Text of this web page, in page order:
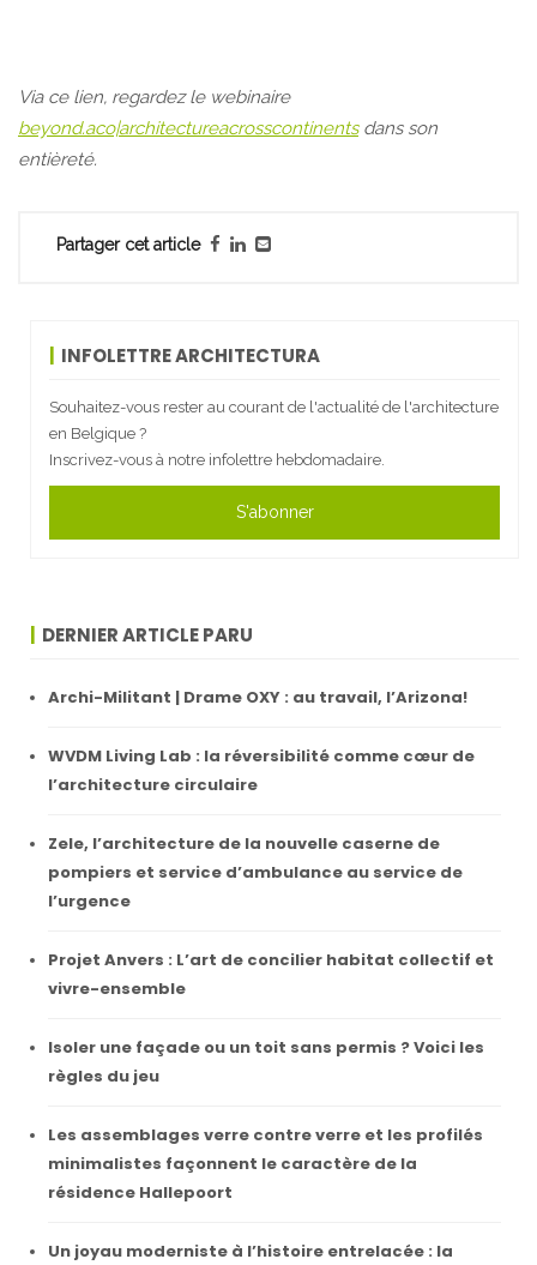
Via ce lien, regardez le webinaire
beyond.aco|architectureacrosscontinentsdans son
entièreté.
Partager cet article
INFOLETTRE ARCHITECTURA
Souhaitez-vous rester au courant de l'actualité de l'architecture
en Belgique ?
Inscrivez-vous à notre infolettre hebdomadaire.
S'abonner
DERNIER ARTICLE PARU
Archi-Militant | Drame OXY : au travail, l’Arizona!
WVDM Living Lab : la réversibilité comme cœur de
l’architecture circulaire
Zele, l’architecture de la nouvelle caserne de
pompiers et service d’ambulance au service de
l’urgence
Projet Anvers : L’art de concilier habitat collectif et
vivre-ensemble
Isoler une façade ou un toit sans permis ? Voici les
règles du jeu
Les assemblages verre contre verre et les profilés
minimalistes façonnent le caractère de la
résidence Hallepoort
Un joyau moderniste à l’histoire entrelacée : la